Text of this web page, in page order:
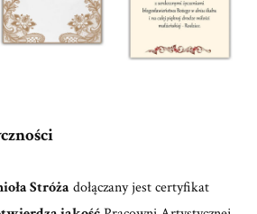
Stróża dołączany jest certyfikat